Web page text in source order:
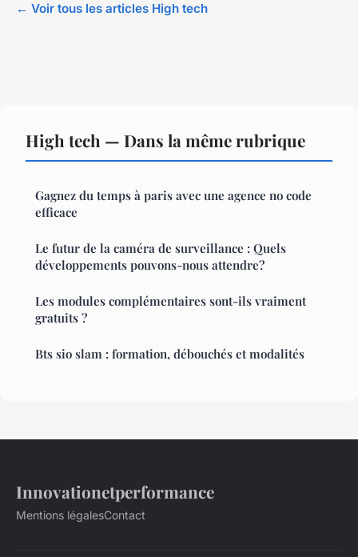
← Voir tous les articles High tech
High tech — Dans la même rubrique
Gagnez du temps à paris avec une agence no code
efficace
Le futur de la caméra de surveillance : Quels
développements pouvons-nous attendre?
Les modules complémentaires sont-ils vraiment
gratuits ?
Bts sio slam : formation, débouchés et modalités
Innovationetperformance
Mentions légalesContact